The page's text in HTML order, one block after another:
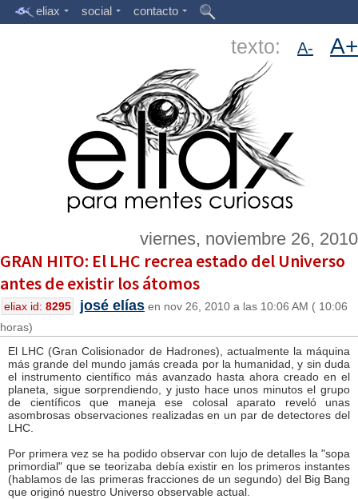
eliax social contacto
texto: A- A+
viernes, noviembre 26, 2010
GRAN HITO: El LHC recrea estado del Universo
antes de existir los átomos
eliax id: 8295 josé elías en nov 26, 2010 a las 10:06 AM ( 10:06
horas)
El LHC (Gran Colisionador de Hadrones), actualmente la máquina
más grande del mundo jamás creada por la humanidad, y sin duda
el instrumento científico más avanzado hasta ahora creado en el
planeta, sigue sorprendiendo, y justo hace unos minutos el grupo
de científicos que maneja ese colosal aparato reveló unas
asombrosas observaciones realizadas en un par de detectores del
LHC.
Por primera vez se ha podido observar con lujo de detalles la "sopa
primordial" que se teorizaba debía existir en los primeros instantes
(hablamos de las primeras fracciones de un segundo) del Big Bang
que originó nuestro Universo observable actual.